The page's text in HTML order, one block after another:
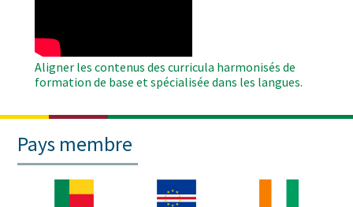
Aligner les contenus des curricula harmonisés de
formation de base et spécialisée dans les langues.
Pays membre
Image